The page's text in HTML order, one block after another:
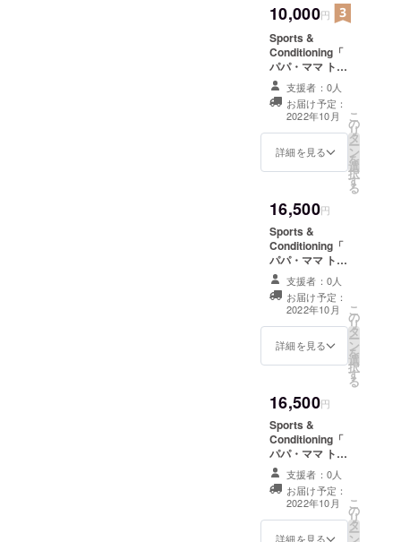
ポーターとして
お名前を掲載い
たします。 ※掲
載するお名前
（文字のみ）を
備考欄にご記入
ください。 ※
ニックネームで
のご参加でも掲
掲載期間は2022
年10月から1年
10,000円
Sports &
Conditioning「
パパ・ママ ト
レーナー」の
ゴールドスポン
サーになれる権
利です。 Sports
&
Conditioning「
ポーターとして
お名前を掲載い
たします。 ※掲
載するお名前
（文字のみ）を
備考欄にご記入
ください。 ※
ニックネームで
のご参加でも掲
載可能です。 ※
掲載期間は2022
年10月から1年
支援者：0人
お届け予定：
2022年10月
詳細を見る
こ
の
リ
タ
ー
ン
を
選
択
す
る
16,500円
Sports &
Conditioning「
パパ・ママ ト
レーナー養成ス
クール」(ライブ
+アーカイブ配
信）に２名受講
いただける権利
です。 ・備考欄
い。 ・実技にて
技術を実践いた
だきますので２
名での参加を推
奨しております
が、１名での参
加も可能です。
（１名での参加
の場合でも参加
料金の割引など
支援者：0人
お届け予定：
2022年10月
詳細を見る
こ
の
リ
タ
ー
ン
を
選
択
す
る
16,500円
Sports &
Conditioning「
パパ・ママ ト
レーナー養成ス
クール」(出張リ
アルスクール）
を受講いただけ
る権利です。 ・
支援者：0人
お届け予定：
2022年10月
詳細を見る
こ
の
リ
タ
ー